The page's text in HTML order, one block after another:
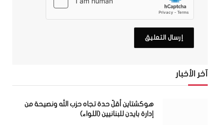
آخر الأخبار
هوكشتاين أقلّ حدة تجاه حزب الله ونصيحة من
إدارة بايدن للبنانيين (اللواء)